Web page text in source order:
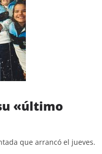
«último
que arrancó el jueves.